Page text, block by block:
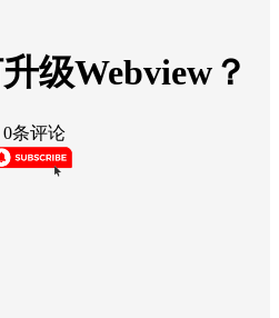
级Webview？
0条评论